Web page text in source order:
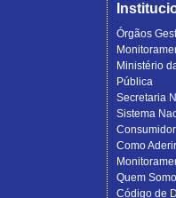
Órgãos
Ministério
Pública
Secretaria
Sistema
Consumidor
Como
Quem
Código de